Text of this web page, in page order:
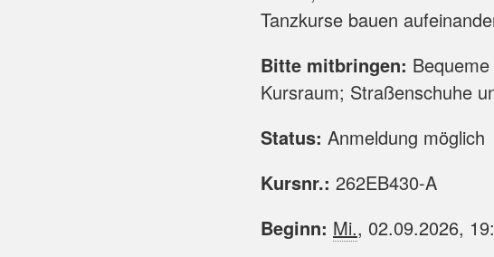
Tanzkurse bauen
Bitte mitbringen:
Kursraum; Straßenschuhe
Status: Anmeldung möglich
Kursnr.: 262EB430-A
Beginn: Mi., 02.09.2026,